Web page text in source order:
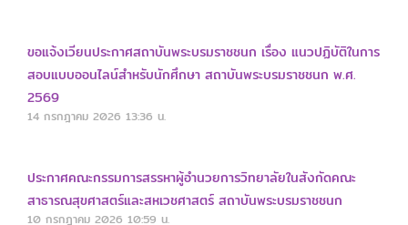
ขอแจ้งเวียนประกาศสถาบันพระบรมราชชนก เรื่อง แนวปฏิบัติในการ
สอบแบบออนไลน์สำหรับนักศึกษา สถาบันพระบรมราชชนก พ.ศ.
2569
14 กรกฎาคม 2026 13:36 น.
ประกาศคณะกรรมการสรรหาผู้อำนวยการวิทยาลัยในสังกัดคณะ
สาธารณสุขศาสตร์และสหเวชศาสตร์ สถาบันพระบรมราชชนก
10 กรกฎาคม 2026 10:59 น.